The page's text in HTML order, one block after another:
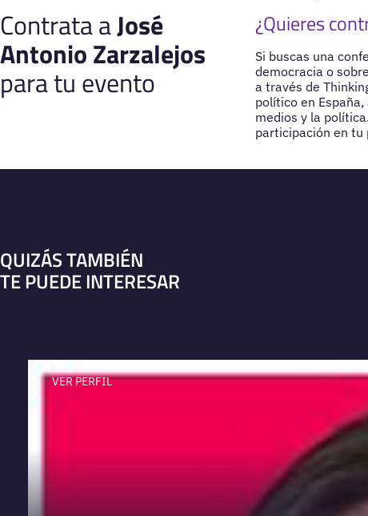
Contrata aJosé
Antonio Zarzalejos
para tu evento
¿Quieres
Si buscas una
democracia o
a través de
político en
medios y la
participación en tu
QUIZÁS TAMBIÉN
TE PUEDE INTERESAR
VER PERFIL